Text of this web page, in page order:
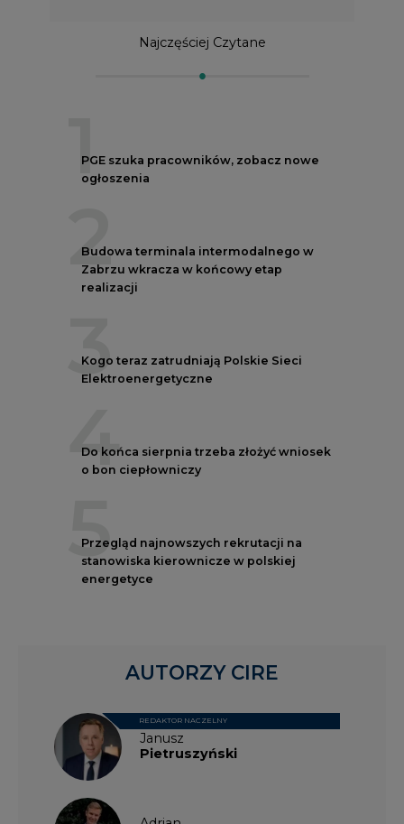
2
Budowa terminala intermodalnego w
3
Kogo teraz zatrudniają Polskie Sieci
4
Do końca sierpnia trzeba złożyć wniosek
5
Przegląd najnowszych rekrutacji na
Janusz
Pietruszyński
Adrian
Kędzierski